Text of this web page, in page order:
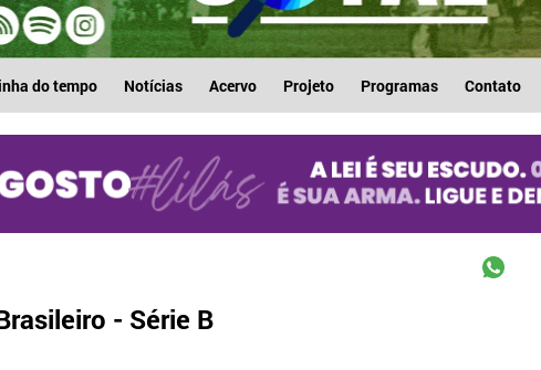
do tempo Notícias Acervo Projeto Programas Contato
- Série B